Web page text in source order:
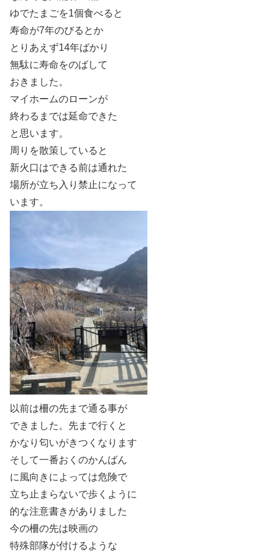
ゆでたまごを1個食べると
寿命が7年のびるとか
とりあえず14年ばかり
無駄に寿命をのばして
おきました。
マイホームのローンが
終わるまでは延命できた
と思います。
周りを散策していると
新火口はできる前は通れた
場所が立ち入り禁止になって
います。
以前は柵の先まで通る事が
できました。先まで行くと
かなり匂いがきつくなります
そして一番おくのかんばん
に風向きによっては危険で
立ち止まらないで歩くように
的な注意書きがありました
今の柵の先は映画の
特殊部隊が付けるような